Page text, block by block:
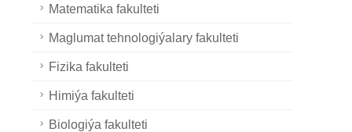
Matematika fakulteti
Maglumat tehnologiýalary fakulteti
Fizika fakulteti
Himiýa fakulteti
Biologiýa fakulteti